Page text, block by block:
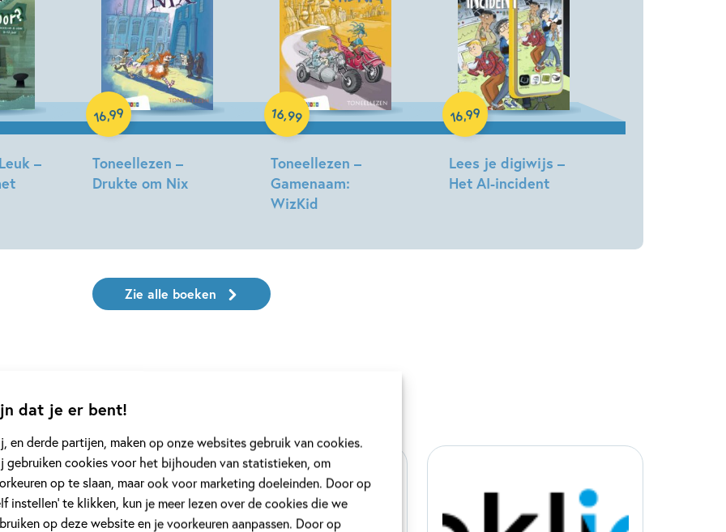
dat je er bent!
en derde partijen, maken op onze websites gebruik van cookies.
gebruiken cookies voor het bijhouden van statistieken, om
op te slaan, maar ook voor marketing doeleinden. Door op
instellen’ te klikken, kun je meer lezen over de cookies die we
op deze website en je voorkeuren aanpassen. Door op
Borgions
–
Toneellezen –
Drukte om Nix
Lieshout,
Gratama
16,99
Hardcover
Toneellezen –
Gamenaam:
WizKid
van
16,99
Hardcover
Lees je digiwijs –
Het AI-incident
Lieshout,
16,99
Hardcover
Zie alle boeken